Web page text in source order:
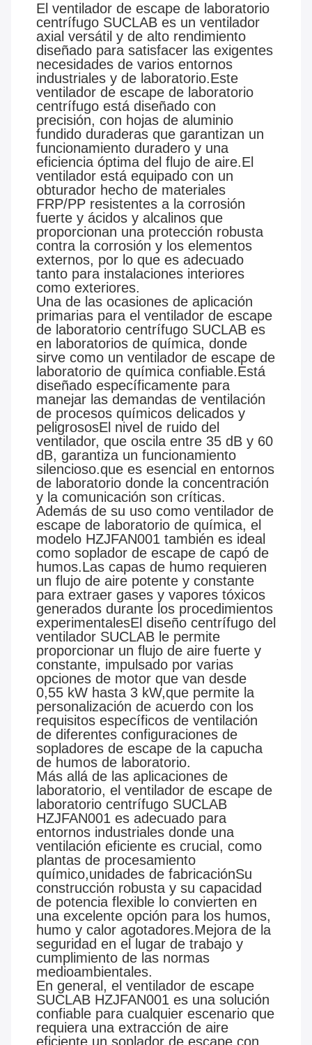
El ventilador de escape de laboratorio
centrífugo SUCLAB es un ventilador
axial versátil y de alto rendimiento
diseñado para satisfacer las exigentes
necesidades de varios entornos
industriales y de laboratorio.Este
ventilador de escape de laboratorio
centrífugo está diseñado con
precisión, con hojas de aluminio
fundido duraderas que garantizan un
funcionamiento duradero y una
eficiencia óptima del flujo de aire.El
ventilador está equipado con un
obturador hecho de materiales
FRP/PP resistentes a la corrosión
fuerte y ácidos y alcalinos que
proporcionan una protección robusta
contra la corrosión y los elementos
externos, por lo que es adecuado
tanto para instalaciones interiores
como exteriores.
Una de las ocasiones de aplicación
primarias para el ventilador de escape
de laboratorio centrífugo SUCLAB es
en laboratorios de química, donde
sirve como un ventilador de escape de
laboratorio de química confiable.Está
diseñado específicamente para
manejar las demandas de ventilación
de procesos químicos delicados y
peligrososEl nivel de ruido del
ventilador, que oscila entre 35 dB y 60
dB, garantiza un funcionamiento
silencioso.que es esencial en entornos
de laboratorio donde la concentración
y la comunicación son críticas.
Además de su uso como ventilador de
escape de laboratorio de química, el
modelo HZJFAN001 también es ideal
como soplador de escape de capó de
humos.Las capas de humo requieren
un flujo de aire potente y constante
para extraer gases y vapores tóxicos
generados durante los procedimientos
experimentalesEl diseño centrífugo del
ventilador SUCLAB le permite
proporcionar un flujo de aire fuerte y
constante, impulsado por varias
opciones de motor que van desde
0,55 kW hasta 3 kW,que permite la
personalización de acuerdo con los
requisitos específicos de ventilación
de diferentes configuraciones de
sopladores de escape de la capucha
de humos de laboratorio.
Más allá de las aplicaciones de
laboratorio, el ventilador de escape de
laboratorio centrífugo SUCLAB
HZJFAN001 es adecuado para
entornos industriales donde una
ventilación eficiente es crucial, como
plantas de procesamiento
químico,unidades de fabricaciónSu
construcción robusta y su capacidad
de potencia flexible lo convierten en
una excelente opción para los humos,
humo y calor agotadores.Mejora de la
seguridad en el lugar de trabajo y
cumplimiento de las normas
medioambientales.
En general, el ventilador de escape
SUCLAB HZJFAN001 es una solución
confiable para cualquier escenario que
requiera una extracción de aire
eficiente.un soplador de escape con